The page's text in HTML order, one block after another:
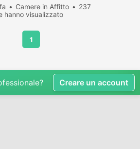
Camere in Affitto
237
hanno visualizzato
1
Creare un account